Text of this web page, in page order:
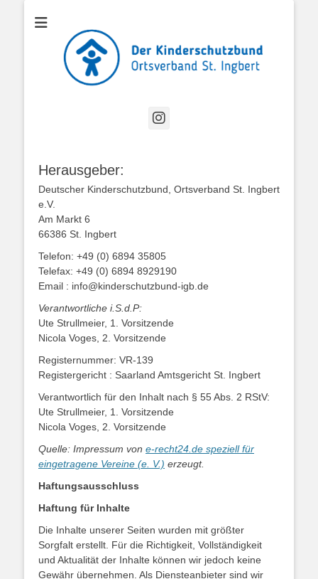
OV St. Ingbert
Instagram
Herausgeber:
Deutscher Kinderschutzbund, Ortsverband St. Ingbert
e.V.
Am Markt 6
66386 St. Ingbert
Telefon: +49 (0) 6894 35805
Telefax: +49 (0) 6894 8929190
Email : info@kinderschutzbund-igb.de
Verantwortliche i.S.d.P:
Ute Strullmeier, 1. Vorsitzende
Nicola Voges, 2. Vorsitzende
Registernummer: VR-139
Registergericht : Saarland Amtsgericht St. Ingbert
Verantwortlich für den Inhalt nach § 55 Abs. 2 RStV:
Ute Strullmeier, 1. Vorsitzende
Nicola Voges, 2. Vorsitzende
Quelle: Impressum von e-recht24.de speziell für
eingetragene Vereine (e. V.) erzeugt.
Haftungsausschluss
Haftung für Inhalte
Die Inhalte unserer Seiten wurden mit größter
Sorgfalt erstellt. Für die Richtigkeit, Vollständigkeit
und Aktualität der Inhalte können wir jedoch keine
Gewähr übernehmen. Als Diensteanbieter sind wir